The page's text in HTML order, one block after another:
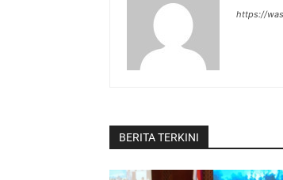
https://
BERITA TERKINI